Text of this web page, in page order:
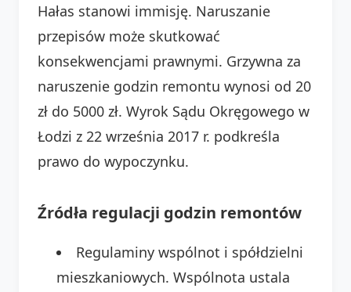
Hałas stanowi immisję. Naruszanie
przepisów może skutkować
konsekwencjami prawnymi. Grzywna za
naruszenie godzin remontu wynosi od 20
zł do 5000 zł. Wyrok Sądu Okręgowego w
Łodzi z 22 września 2017 r. podkreśla
prawo do wypoczynku.
Źródła regulacji godzin remontów
Regulaminy wspólnot i spółdzielni
mieszkaniowych. Wspólnota ustala